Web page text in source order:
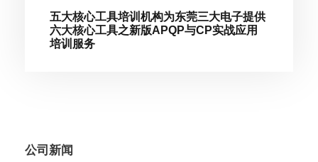
五大核心工具培训机构为东莞三大电子提供
六大核心工具之新版APQP与CP实战应用
培训服务
公司新闻